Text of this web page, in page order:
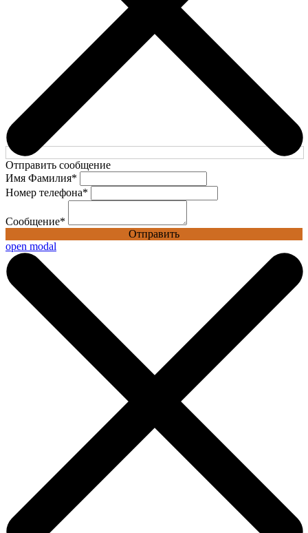
Отправить сообщение
Имя Фамилия*
Номер телефона*
Сообщение*
Отправить
open modal